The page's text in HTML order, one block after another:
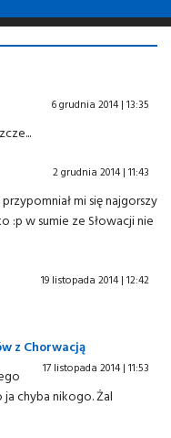
6 grudnia 2014 | 13:35
2 grudnia 2014 | 11:43
mi się najgorszy
:p w sumie ze Słowacji nie
19 listopada 2014 | 12:42
z Chorwacją
17 listopada 2014 | 11:53
chyba nikogo. Żal